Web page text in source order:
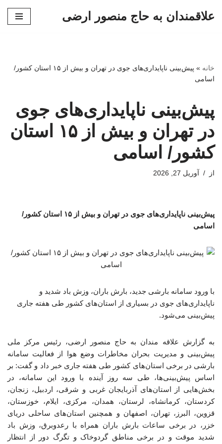
علاقمندان به حاج منصور ارضی
خانه »
پیش‌بینی ناپایداری‌های جوی در تهران و بیش از ۱۵ استان کشور/
اسامی
پیش‌بینی ناپایداری‌های جوی
در تهران و بیش از ۱۵ استان
کشور/ اسامی
از آوریل 27, 2026
پیش‌بینی ناپایداری‌های جوی در تهران و بیش از ۱۵ استان کشور/
اسامی
با ورود سامانه بارشی جدید، بارش باران، وزش باد شدید و
ناپایداری‌های جوی در بسیاری از استان‌های کشور طی هفته جاری
پیش‌بینی می‌شود.
به گزارش علاقه مندان به حاج منصور ارضی، رئیس مرکز ملی
پیش‌بینی و مدیریت بحران مخاطرات وضع هوا از فعالیت سامانه
بارشی در برخی استان‌های کشور طی هفته جاری خبر داد و گفت: بر
اساس پیش‌بینی‌ها، طی سه روز آینده با ورود این سامانه، در
بخش‌هایی از استان‌های آذربایجان غربی و شرقی، اردبیل، زنجان،
کردستان، کرمانشاه، لرستان، همدان، مرکزی، ایلام، خوزستان،
قزوین، البرز، تهران، اصفهان و همچنین استان‌های ساحلی دریای
خزر، در برخی ساعات بارش باران همراه با رعدوبرق، وزش باد
شدید موقت و در برخی مناطق گردوخاک و تگرگ دور از انتظار